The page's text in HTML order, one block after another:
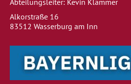
Abteilungsleiter: Kevin Klammer
Alkorstraße 16
83512 Wasserburg am Inn